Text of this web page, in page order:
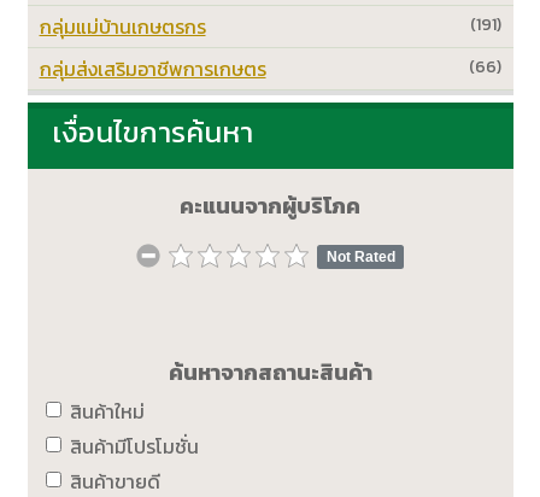
(191)
กลุ่มแม่บ้านเกษตรกร
(66)
กลุ่มส่งเสริมอาชีพการเกษตร
เงื่อนไขการค้นหา
คะแนนจากผู้บริโภค
Not Rated
ค้นหาจากสถานะสินค้า
สินค้าใหม่
สินค้ามีโปรโมชั่น
สินค้าขายดี